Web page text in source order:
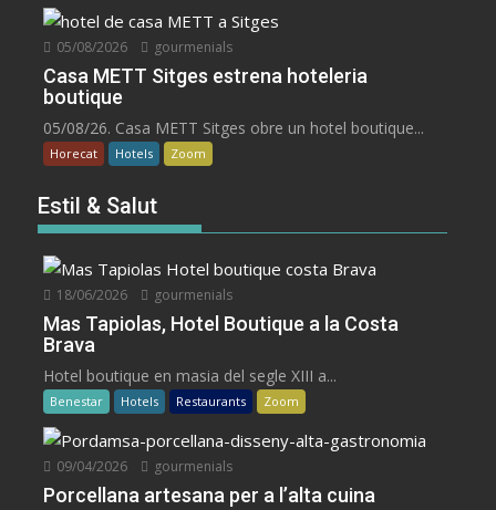
05/08/2026 gourmenials
Casa METT Sitges estrena hoteleria
boutique
05/08/26. Casa METT Sitges obre un hotel boutique...
Horecat Hotels Zoom
Estil & Salut
18/06/2026 gourmenials
Mas Tapiolas, Hotel Boutique a la Costa
Brava
Hotel boutique en masia del segle XIII a...
Benestar Hotels Restaurants Zoom
09/04/2026 gourmenials
Porcellana artesana per a l’alta cuina